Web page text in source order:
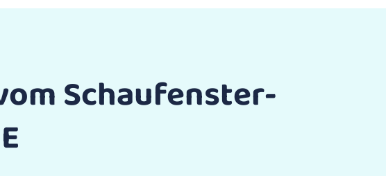
Schaufenster­